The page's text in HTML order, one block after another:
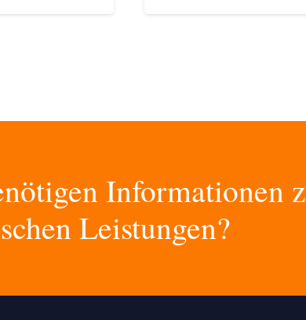
Informationen
Leistungen?